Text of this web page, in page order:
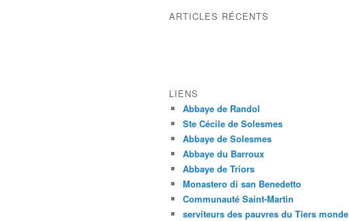
ARTICLES RÉCENTS
LIENS
Abbaye de Randol
Ste Cécile de Solesmes
Abbaye de Solesmes
Abbaye du Barroux
Abbaye de Triors
Monastero di san Benedetto
Communauté Saint-Martin
serviteurs des pauvres du Tiers monde